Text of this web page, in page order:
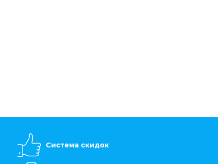
Система скидок